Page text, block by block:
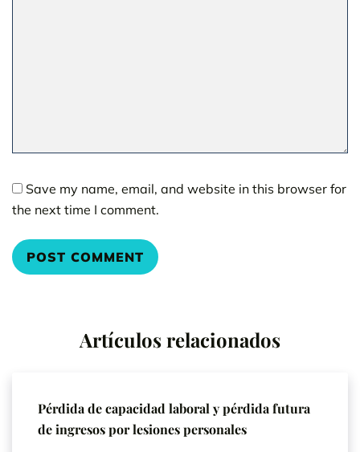
Save my name, email, and website in this browser for
the next time I comment.
Artículos relacionados
Pérdida de capacidad laboral y pérdida futura
de ingresos por lesiones personales